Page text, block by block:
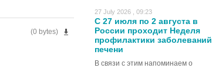
27 July 2026 , 09:23
С 27 июля по 2 августа в
России проходит Неделя
профилактики заболеваний
печени
В связи с этим напоминаем о
(0 bytes)